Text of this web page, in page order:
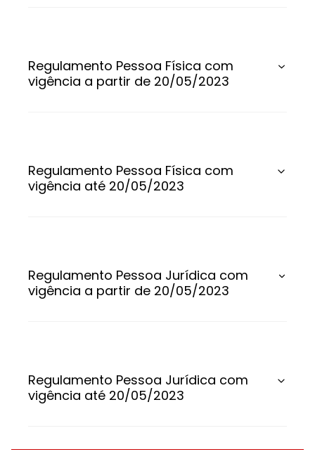
Regulamento Pessoa Física com
vigência a partir de 20/05/2023
Regulamento Pessoa Física com
vigência até 20/05/2023
Regulamento Pessoa Jurídica com
vigência a partir de 20/05/2023
Regulamento Pessoa Jurídica com
vigência até 20/05/2023